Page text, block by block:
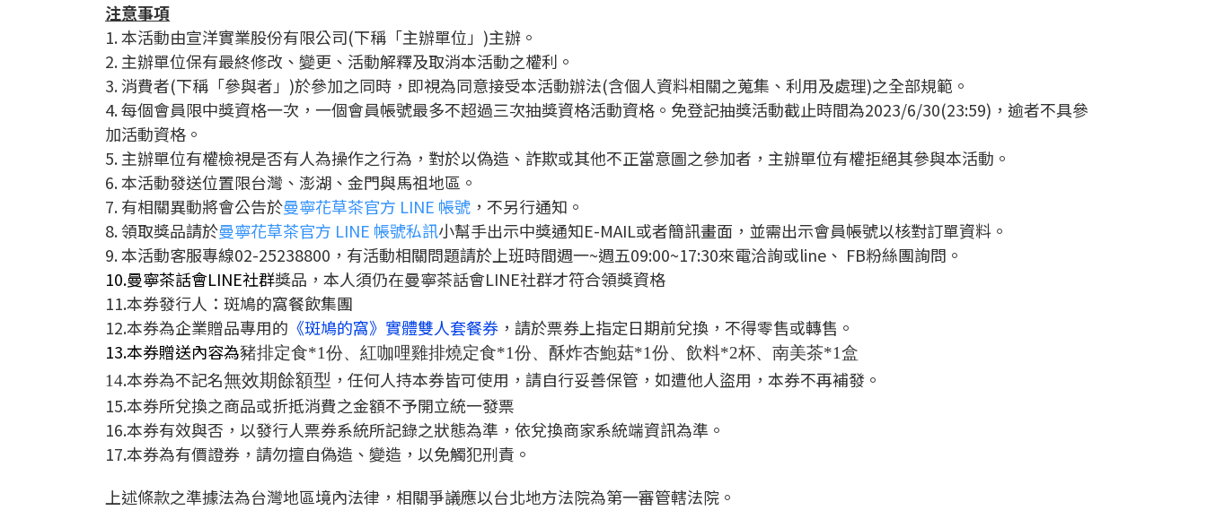
注意事項
1. 本活動由宣洋實業股份有限公司(下稱「主辦單位」)主辦。
2. 主辦單位保有最終修改、變更、活動解釋及取消本活動之權利。
3. 消費者(下稱「參與者」)於參加之同時，即視為同意接受本活動辦法(含個人資料相關之蒐集、利用及處理)之全部規範。
4. 每個會員限中獎資格一次，一個會員帳號最多不超過三次抽獎資格活動資格。免登記抽獎活動截止時間為2023/6/30(23:59)，逾者不具參
加活動資格。
5. 主辦單位有權檢視是否有人為操作之行為，對於以偽造、詐欺或其他不正當意圖之參加者，主辦單位有權拒絕其參與本活動。
6. 本活動發送位置限台灣、澎湖 、金門與馬祖地區。
7. 有相關異動將會公告於曼寧花草茶官方 LINE 帳號 ，不另行通知。
8. 領取獎品請於曼寧花草茶官方 LINE 帳號私訊小幫手出示中獎通知E-MAIL或者簡訊畫面，並需出示會員帳號以核對訂單資料。
9. 本活動客服專線02-25238800，有活動相關問題請於上班時間週一~週五09:00~17:30來電洽詢或line、 FB粉絲團詢問。
10.曼寧茶話會LINE社群獎品，本人須仍在曼寧茶話會LINE社群才符合領獎資格
11.本券發行人：斑鳩的窩餐飲集團
12.本券為企業贈品專用的 《斑鳩的窩》 實體雙人套餐券 ，請於票券上指定日期前兌換，不得零售或轉售。
13.本券贈送內容為豬排定食*1份、 紅咖哩雞排燒定食*1份、 酥炸杏鮑菇*1份、 飲料*2杯、南美茶*1盒
14.本券為不記名無效期餘額型 ，任何人持本券皆可使用，請自行妥善保管，如遭他人盜用，本券不再補發。
15.本券所兌換之商品或折抵消費之金額不予開立統一發票
16.本券有效與否，以發行人票券系統所記錄之狀態為準，依兌換商家系統端資訊為準。
17.本券為有價證券，請勿擅自偽造、變造，以免觸犯刑責。
上述條款之準據法為台灣地區境內法律，相關爭議應以台北地方法院為第一審管轄法院。